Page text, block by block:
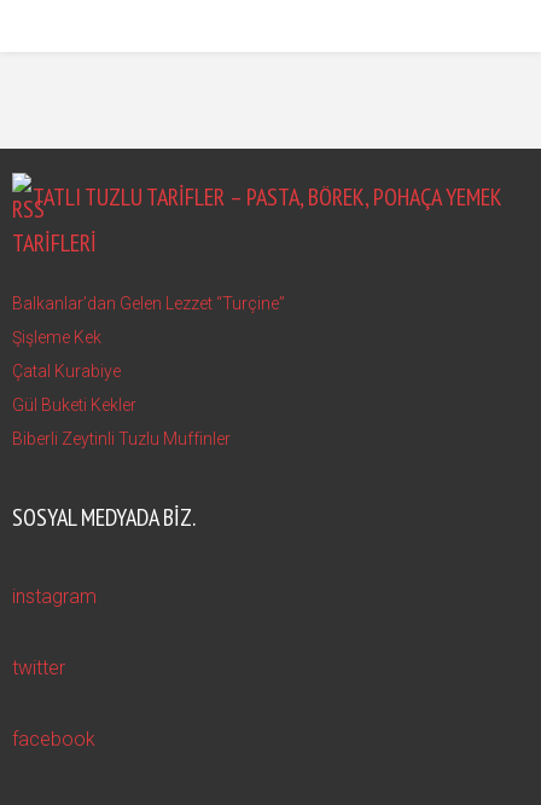
TATLI TUZLU TARIFLER – PASTA, BÖREK, POHAÇA YEMEK
TARIFLERI
Balkanlar’dan Gelen Lezzet “Turçine”
Şişleme Kek
Çatal Kurabiye
Gül Buketi Kekler
Biberli Zeytinli Tuzlu Muffinler
SOSYAL MEDYADA BIZ.
instagram
twitter
facebook